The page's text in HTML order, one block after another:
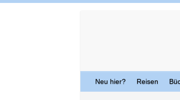
Neu hier? Reisen